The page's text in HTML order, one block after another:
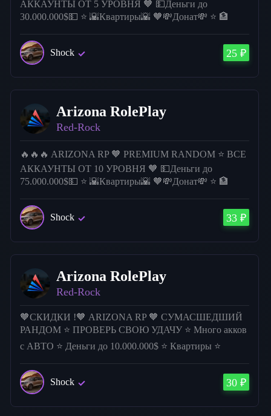
АККАУНТЫ ОТ 5 УРОВНЯ 🧡 💵Деньги до
30.000.000$💵 ⭐ 🌇Квартиры🌇 🧡💸Донат💸 ⭐ 🏦
Бизнесы🏦 🧡🏡 Дома🏡 ⭐🏎 Большинство аккаунтов
с несколькими авто🏎. 🧡 Испытай Удачу 🔥🔥🔥
Shock 25 ₽
Arizona RolePlay
Red-Rock
🔥🔥🔥 ARIZONA RP 🧡 PREMIUM RANDOM ⭐ ВСЕ
АККАУНТЫ ОТ 10 УРОВНЯ 🧡 💵Деньги до
75.000.000$💵 ⭐ 🌇Квартиры🌇 🧡💸Донат💸 ⭐ 🏦
Бизнесы🏦 🧡🏡 Дома🏡 ⭐🏎 Большинство аккаунтов
с несколькими авто🏎. 🧡 Испытай Удачу ⭐ Желаю
ЖИРРР🔥🔥🔥
Shock 33 ₽
Arizona RolePlay
Red-Rock
🧡СКИДКИ !🧡 ARIZONA RP 🧡 СУМАСШЕДШИЙ
РАНДОМ ⭐ ПРОВЕРЬ СВОЮ УДАЧУ ⭐ Много акков
с АВТО ⭐ Деньги до 10.000.000$ ⭐ Квартиры ⭐
Випки ⭐ Бизнесы ⭐ Дома ⭐ Большенство "Без
привязок" 🧡 Все аккаунты выше 5 LVL 💯% 🧡
Shock 30 ₽